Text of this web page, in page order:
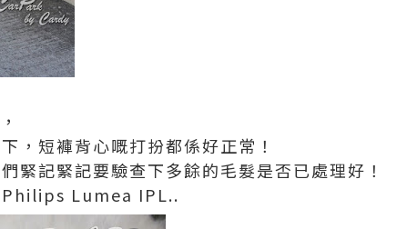
，短褲背心嘅打扮都係好正常！
緊記緊記要驗查下多餘的毛髮是否已處理好！
Philips Lumea IPL..